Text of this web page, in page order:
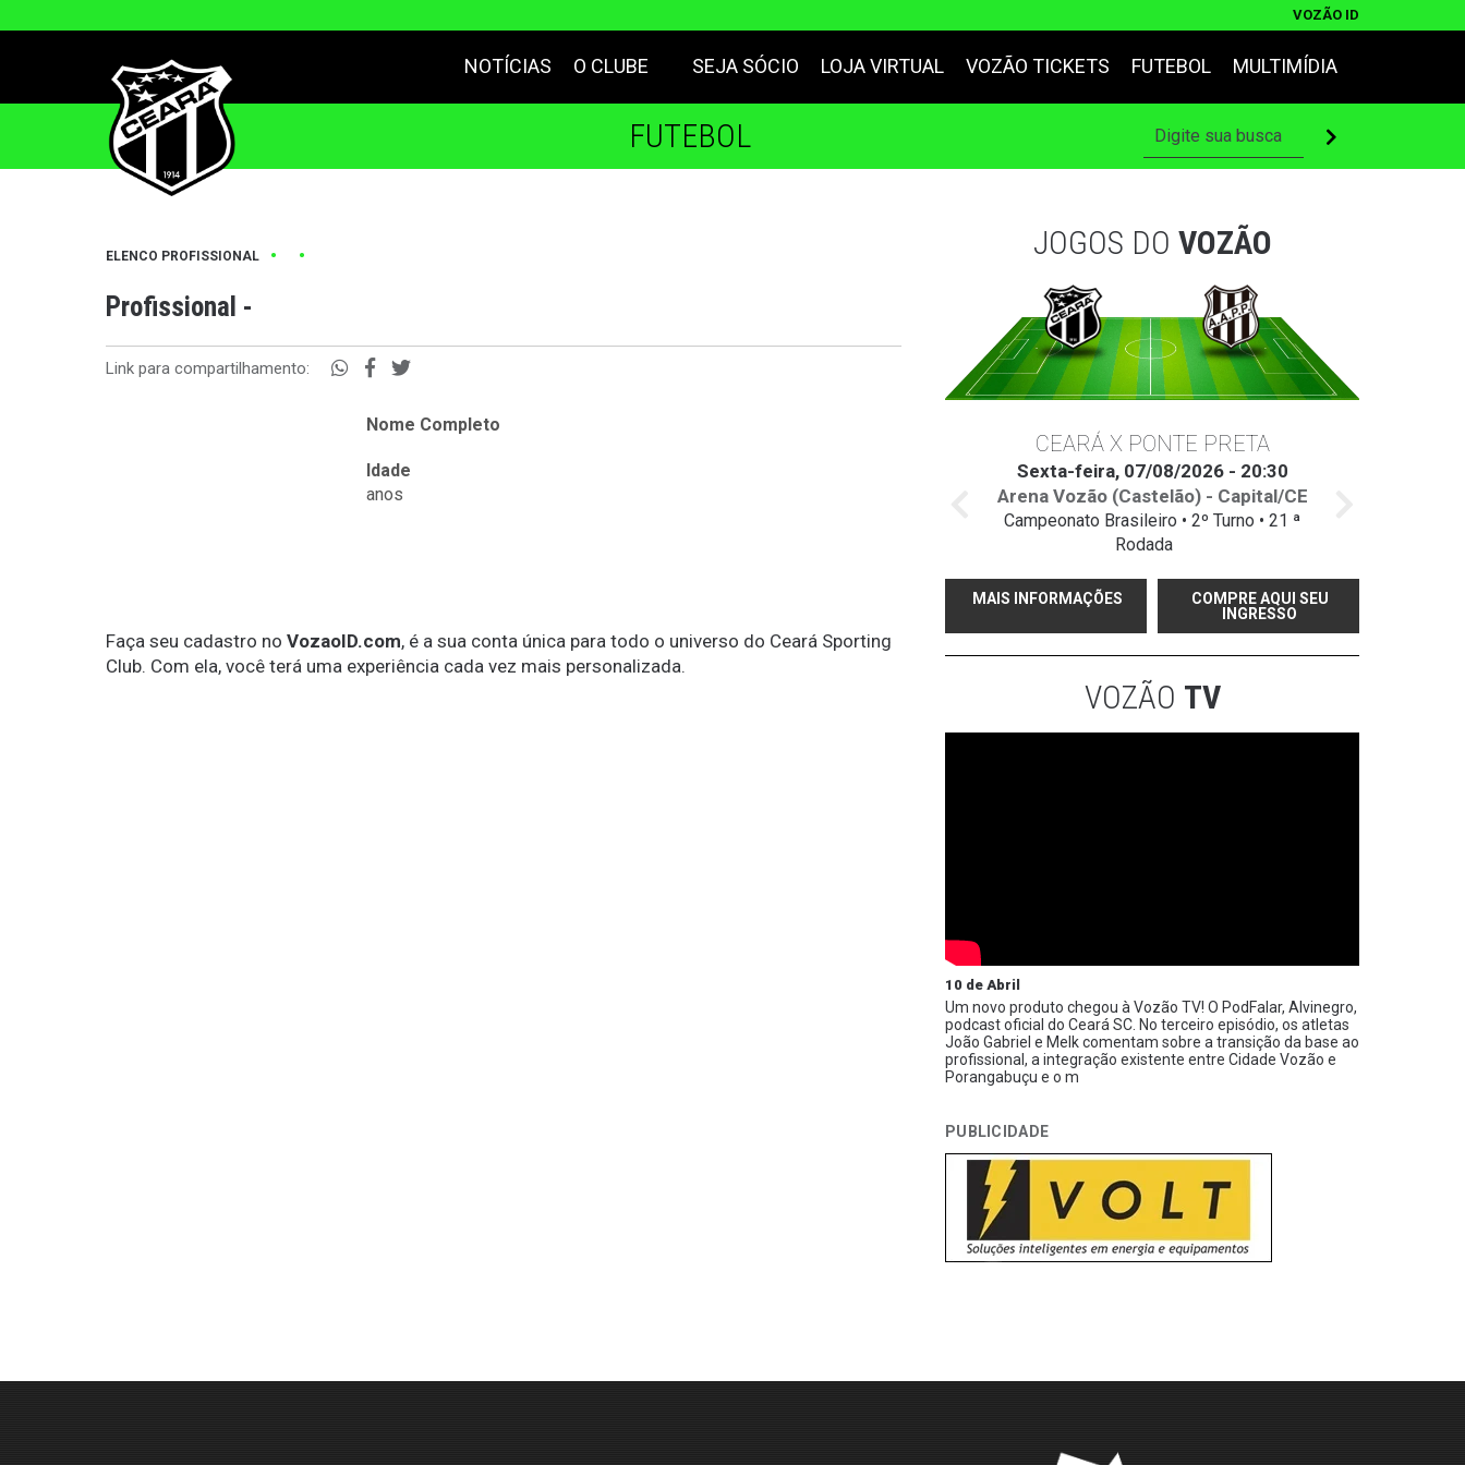
VOZÃO ID
NOTÍCIAS O CLUBE SEJA SÓCIO LOJA VIRTUAL VOZÃO TICKETS FUTEBOL MULTIMÍDIA
FUTEBOL
ELENCO PROFISSIONAL • •
Profissional -
Link para compartilhamento:
Nome Completo
Idade
anos
Faça seu cadastro no VozaoID.com, é a sua conta única para todo o universo do Ceará Sporting
Club. Com ela, você terá uma experiência cada vez mais personalizada.
JOGOS DO VOZÃO
CEARÁ X PONTE PRETA
Sexta-feira, 07/08/2026 - 20:30
Arena Vozão (Castelão) - Capital/CE
Campeonato Brasileiro • 2º Turno • 21 ª
Rodada
MAIS INFORMAÇÕES
COMPRE AQUI SEU
INGRESSO
VOZÃO TV
10 de Abril
Um novo produto chegou à Vozão TV! O PodFalar, Alvinegro,
podcast oficial do Ceará SC. No terceiro episódio, os atletas
João Gabriel e Melk comentam sobre a transição da base ao
profissional, a integração existente entre Cidade Vozão e
Porangabuçu e o m
PUBLICIDADE